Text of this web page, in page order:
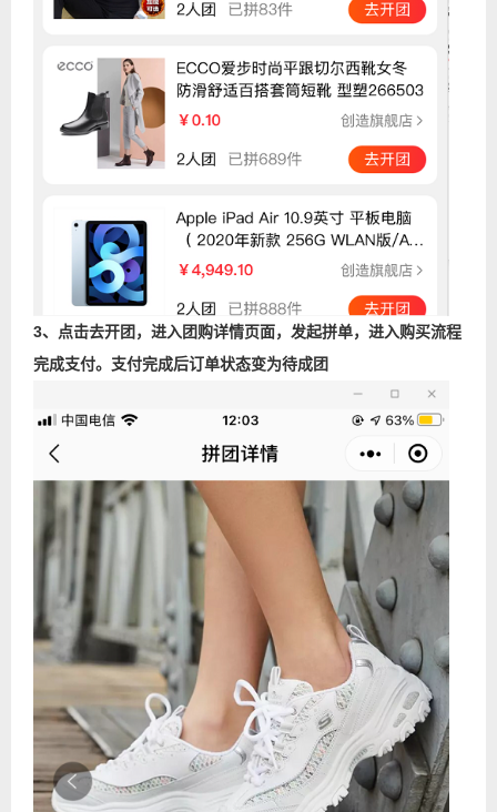
3、点击去开团，进入团购详情页面，发起拼单，进入购买流程
完成支付。支付完成后订单状态变为待成团